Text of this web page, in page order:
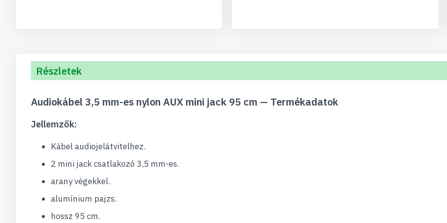
Részletek
Audiokábel 3,5 mm-es nylon AUX mini jack 95 cm — Termékadatok
Jellemzők:
Kábel audiojelátvitelhez.
2 mini jack csatlakozó 3,5 mm-es.
arany végekkel.
alumínium pajzs.
hossz 95 cm.